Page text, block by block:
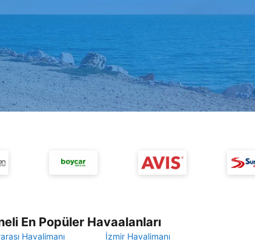
En Popüler Havaalanları
Havalimanı
İzmir Havalimanı